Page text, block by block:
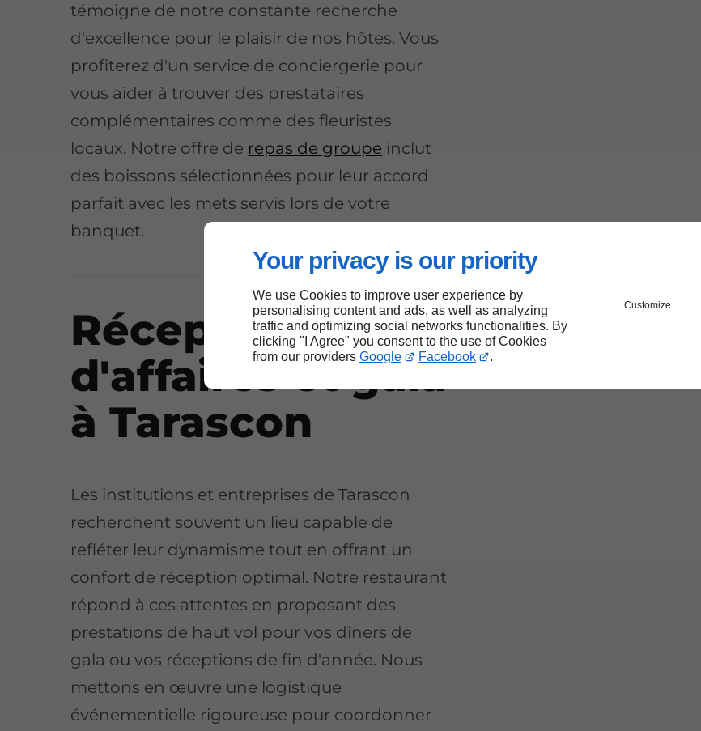
Your privacy is our priority
We use Cookies to improve user experience by
personalising content and ads, as well as analyzing
traffic and optimizing social networks functionalities. By
clicking "I Agree" you consent to the use of Cookies
from our providers Google Facebook .
Customize
témoigne de notre constante recherche
d'excellence pour le plaisir de nos hôtes. Vous
profiterez d'un service de conciergerie pour
vous aider à trouver des prestataires
complémentaires comme des fleuristes
locaux. Notre offre de repas de groupe inclut
des boissons sélectionnées pour leur accord
parfait avec les mets servis lors de votre
banquet.
Réceptions
d'affaires et gala
à Tarascon
Les institutions et entreprises de Tarascon
recherchent souvent un lieu capable de
refléter leur dynamisme tout en offrant un
confort de réception optimal. Notre restaurant
répond à ces attentes en proposant des
prestations de haut vol pour vos dîners de
gala ou vos réceptions de fin d'année. Nous
mettons en œuvre une logistique
événementielle rigoureuse pour coordonner